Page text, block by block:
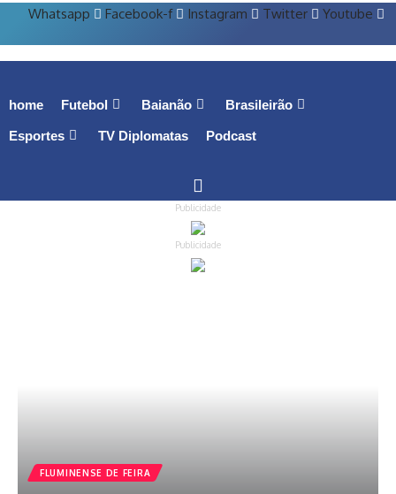
Whatsapp Facebook-f Instagram Twitter Youtube
home Futebol Baianão Brasileirão
Esportes TV Diplomatas Podcast
Publicidade
Publicidade
FLUMINENSE DE FEIRA